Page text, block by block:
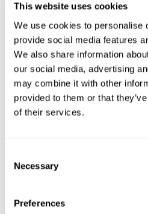
This website uses cookies
We use cookies to personalise
provide social media features
We also share information
our social media, advertising
may combine it with other
provided to them or that
of their services.
Selection
Necessary
Preferences
3
Jebessibi am 05/09/
Wow!
Schmecken einfach
Ging super schnell
super lecker!
Sooo lecker und